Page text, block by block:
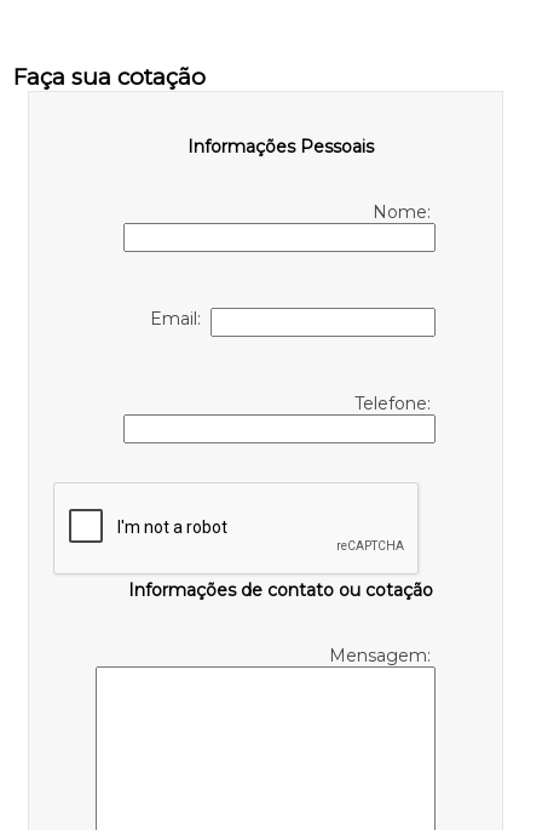
Faça sua cotação
Informações Pessoais
Nome:
Email:
Telefone:
Informações de contato ou cotação
Mensagem: